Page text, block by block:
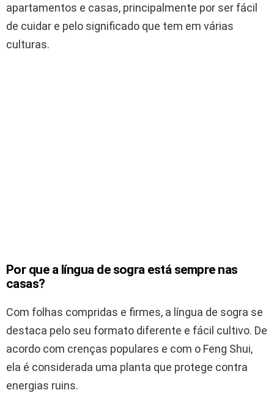
apartamentos e casas, principalmente por ser fácil
de cuidar e pelo significado que tem em várias
culturas.
Por que a língua de sogra está sempre nas
casas?
Com folhas compridas e firmes, a língua de sogra se
destaca pelo seu formato diferente e fácil cultivo. De
acordo com crenças populares e com o Feng Shui,
ela é considerada uma planta que protege contra
energias ruins.